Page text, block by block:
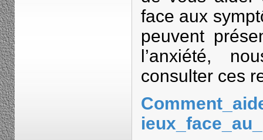
face aux
peuvent
l’anxiété,
consulter ces